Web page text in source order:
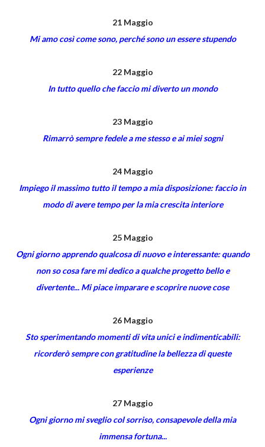
21 Maggio
Mi amo così come sono, perché sono un essere stupendo
22 Maggio
In tutto quello che faccio mi diverto un mondo
23 Maggio
Rimarrò sempre fedele a me stesso e ai miei sogni
24 Maggio
Impiego il massimo tutto il tempo a mia disposizione: faccio in
modo di avere tempo per la mia crescita interiore
25 Maggio
Ogni giorno apprendo qualcosa di nuovo e interessante: quando
non so cosa fare mi dedico a qualche progetto bello e
divertente... Mi piace imparare e scoprire nuove cose
26 Maggio
Sto sperimentando momenti di vita unici e indimenticabili:
ricorderò sempre con gratitudine la bellezza di queste
esperienze
27 Maggio
Ogni giorno mi sveglio col sorriso, consapevole della mia
immensa fortuna...